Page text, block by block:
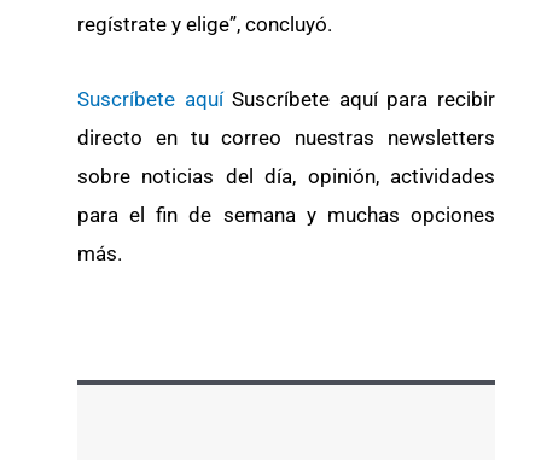
regístrate y elige”, concluyó.
Suscríbete aquíSuscríbete aquí para recibir
directo en tu correo nuestras newsletters
sobre noticias del día, opinión, actividades
para el fin de semana y muchas opciones
más.